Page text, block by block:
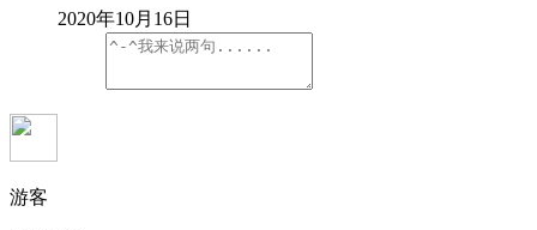
2020年10月16日
游客